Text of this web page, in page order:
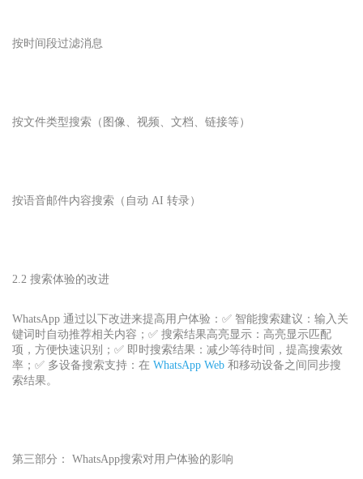
按时间段过滤消息
按文件类型搜索（图像、视频、文档、链接等）
按语音邮件内容搜索（自动 AI 转录）
2.2 搜索体验的改进
WhatsApp 通过以下改进来提高用户体验：✅ 智能搜索建议：输入关
键词时自动推荐相关内容；✅ 搜索结果高亮显示：高亮显示匹配
项，方便快速识别；✅ 即时搜索结果：减少等待时间，提高搜索效
率；✅ 多设备搜索支持：在 WhatsApp Web 和移动设备之间同步搜
索结果。
第三部分： WhatsApp搜索对用户体验的影响